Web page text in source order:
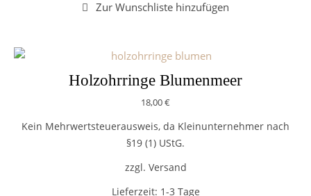
Holzohrringe Blumenmeer
18,00€
Kein Mehrwertsteuerausweis, da Kleinunternehmer nach
§19 (1) UStG.
zzgl. Versand
Lieferzeit: 1-3 Tage